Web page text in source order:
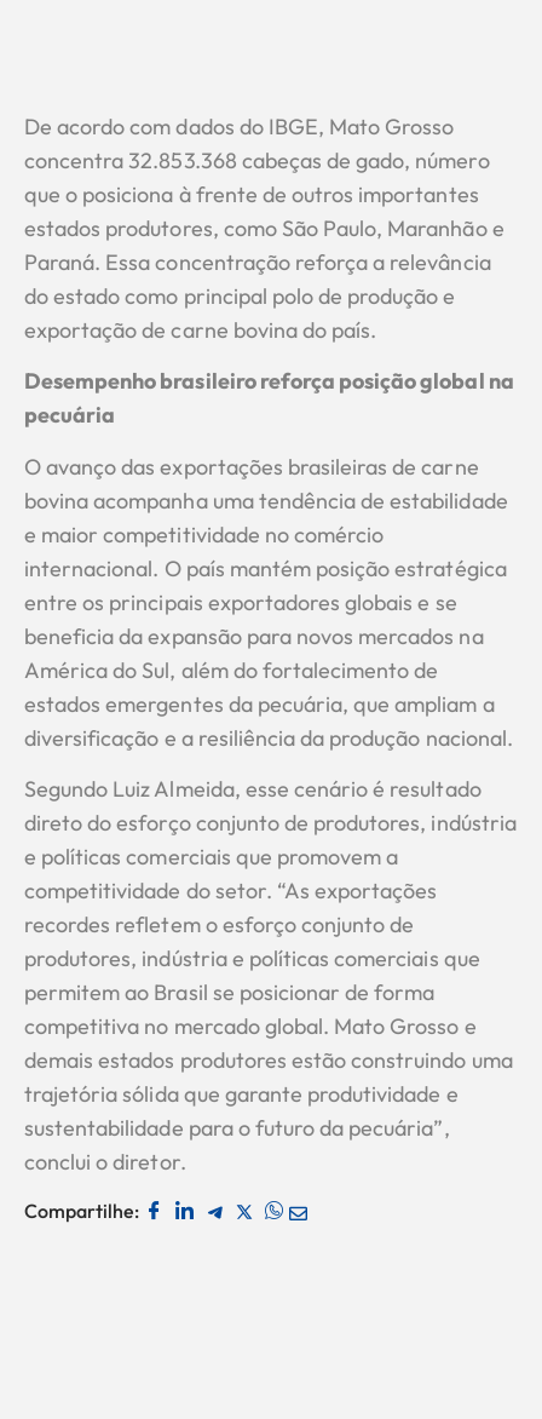
De acordo com dados do IBGE, Mato Grosso
concentra 32.853.368 cabeças de gado, número
que o posiciona à frente de outros importantes
estados produtores, como São Paulo, Maranhão e
Paraná. Essa concentração reforça a relevância
do estado como principal polo de produção e
exportação de carne bovina do país.
Desempenho brasileiro reforça posição global na
pecuária
O avanço das exportações brasileiras de carne
bovina acompanha uma tendência de estabilidade
e maior competitividade no comércio
internacional. O país mantém posição estratégica
entre os principais exportadores globais e se
beneficia da expansão para novos mercados na
América do Sul, além do fortalecimento de
estados emergentes da pecuária, que ampliam a
diversificação e a resiliência da produção nacional.
Segundo Luiz Almeida, esse cenário é resultado
direto do esforço conjunto de produtores, indústria
e políticas comerciais que promovem a
competitividade do setor. “As exportações
recordes refletem o esforço conjunto de
produtores, indústria e políticas comerciais que
permitem ao Brasil se posicionar de forma
competitiva no mercado global. Mato Grosso e
demais estados produtores estão construindo uma
trajetória sólida que garante produtividade e
sustentabilidade para o futuro da pecuária”,
conclui o diretor.
Compartilhe: